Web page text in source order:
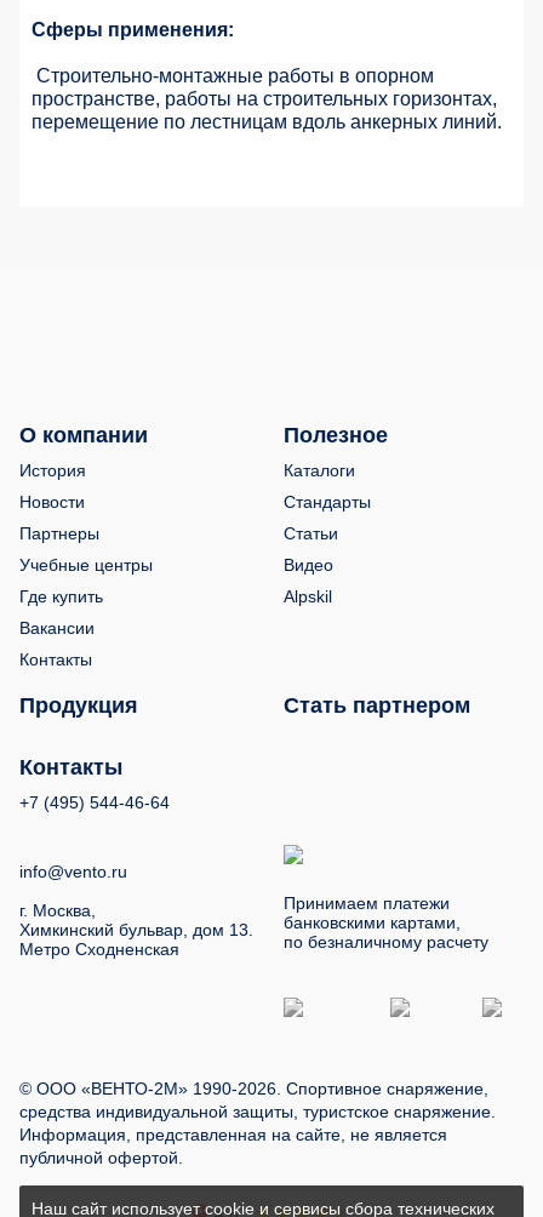
Сферы применения:
Строительно-монтажные работы в опорном
пространстве, работы на строительных горизонтах,
перемещение по лестницам вдоль анкерных линий.
О компании
История
Новости
Партнеры
Учебные центры
Где купить
Вакансии
Контакты
Полезное
Каталоги
Стандарты
Статьи
Видео
Alpskil
Продукция Стать партнером
Контакты
+7 (495) 544-46-64
info@vento.ru
г. Москва,
Химкинский бульвар, дом 13.
Метро Сходненская
Принимаем платежи
банковскими картами,
по безналичному расчету
© ООО «ВЕНТО-2М» 1990-2026. Спортивное снаряжение,
средства индивидуальной защиты, туристское снаряжение.
Информация, представленная на сайте, не является
публичной офертой.
Наш сайт использует cookie и сервисы сбора технических